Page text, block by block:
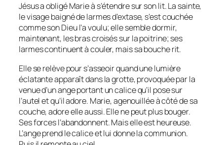
Jésus a obligé Marie à s’étendre sur son lit. La sainte,
le visage baigné de larmes d’extase, s’est couchée
comme son Dieu l’a voulu; elle semble dormir,
maintenant, les bras croisés sur la poitrine; ses
larmes continuent à couler, mais sa bouche rit.
Elle se relève pour s’asseoir quand une lumière
éclatante apparaît dans la grotte, provoquée par la
venue d’un ange portant un calice qu’il pose sur
l’autel et qu’il adore. Marie, agenouillée à côté de sa
couche, adore elle aussi. Elle ne peut plus bouger.
Ses forces l’abandonnent. Mais elle est heureuse.
L’ange prend le calice et lui donne la communion.